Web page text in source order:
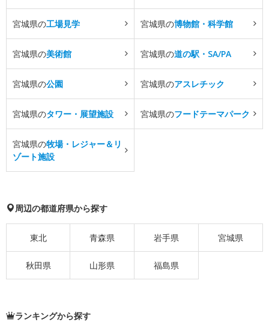
宮城県の工場見学 宮城県の博物館・科学館
宮城県の美術館 宮城県の道の駅・SA/PA
宮城県の公園 宮城県のアスレチック
宮城県のタワー・展望施設 宮城県のフードテーマパーク
宮城県の牧場・レジャー＆リ
ゾート施設
周辺の都道府県から探す
東北 青森県 岩手県 宮城県
秋田県 山形県 福島県
ランキングから探す